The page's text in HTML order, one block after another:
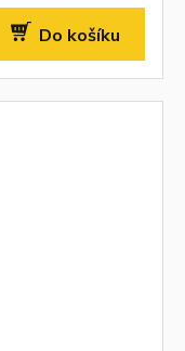
Do košíku